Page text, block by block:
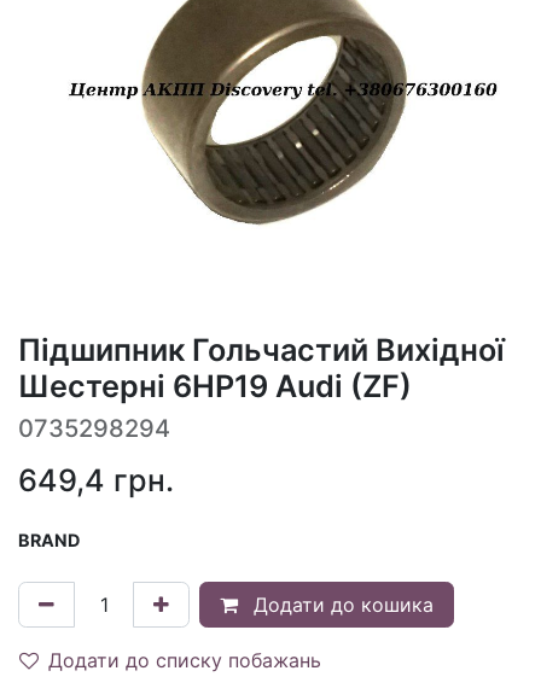
Підшипник Гольчастий Вихідної
Шестерні 6HP19 Audi (ZF)
0735298294
649,4 грн.
BRAND
Додати до кошика
Додати до списку побажань